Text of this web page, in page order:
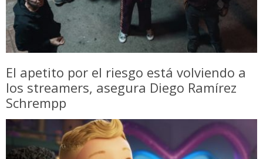
El apetito por el riesgo está volviendo a
los streamers, asegura Diego Ramírez
Schrempp